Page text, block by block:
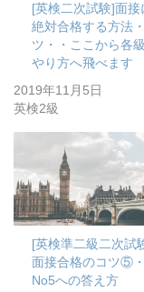
[英検二次試験]面接
絶対合格する方法
ツ・・ここから各
やり方へ飛べます
2019年11月5日
英検2級
[英検準二級二次試
面接合格のコツ⑤・
No5への答え方